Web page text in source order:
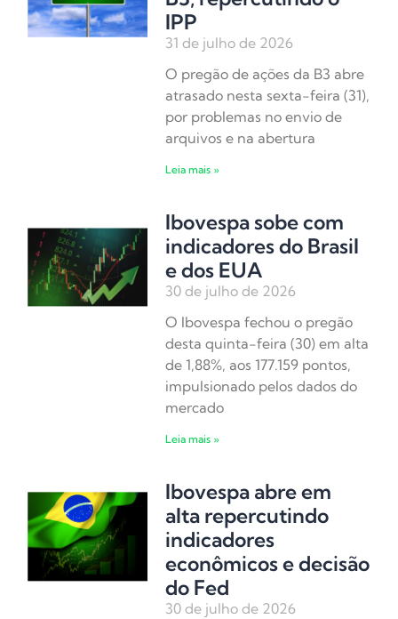
IPP
31 de julho de 2026
O pregão de ações da B3 abre
atrasado nesta sexta-feira (31),
por problemas no envio de
arquivos e na abertura
Leia mais »
Ibovespa sobe com
indicadores do Brasil
e dos EUA
30 de julho de 2026
O Ibovespa fechou o pregão
desta quinta-feira (30) em alta
de 1,88%, aos 177.159 pontos,
impulsionado pelos dados do
mercado
Leia mais »
Ibovespa abre em
alta repercutindo
indicadores
econômicos e decisão
do Fed
30 de julho de 2026